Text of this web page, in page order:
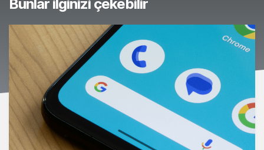
Bunlar ilginizi çekebilir